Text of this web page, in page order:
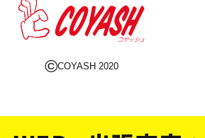
©COYASH 2020